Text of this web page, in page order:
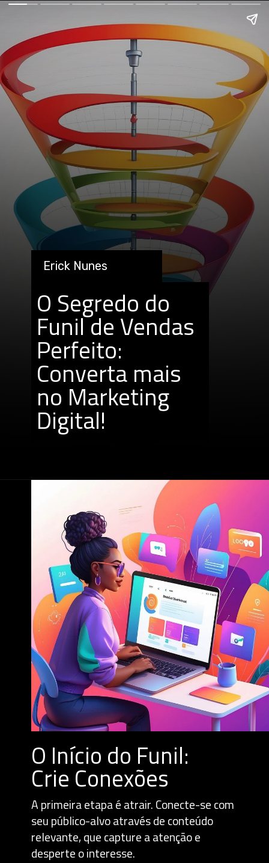
Erick Nunes
O Segredo do
Funil de Vendas
Perfeito:
Converta mais
no Marketing
Digital!
O Início do Funil:
Crie Conexões
A primeira etapa é atrair. Conecte-se com
seu público-alvo através de conteúdo
relevante, que capture a atenção e
desperte o interesse.